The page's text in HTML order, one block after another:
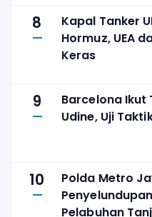
8
Kapal Tanker
Hormuz, UEA
Keras
9
Barcelona Ikut
Udine, Uji
10
Polda Metro
Pelabuhan